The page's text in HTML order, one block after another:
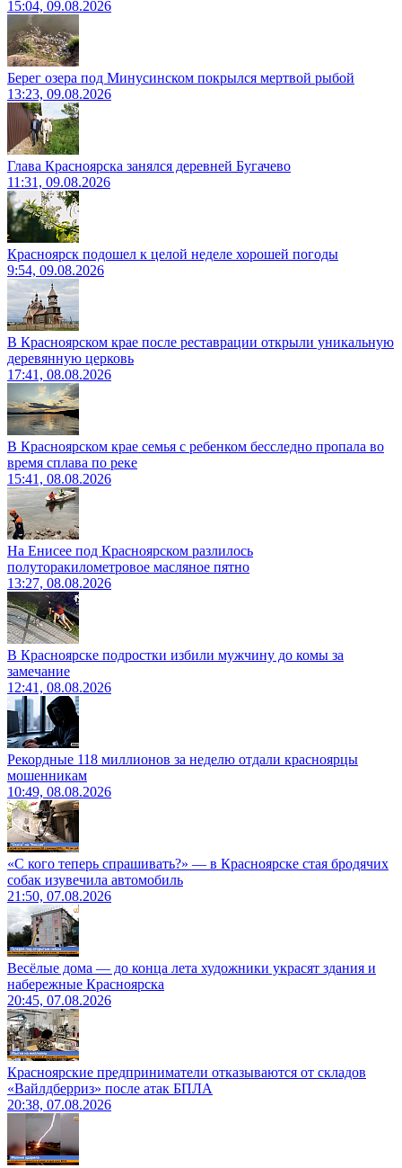
15:04, 09.08.2026
Берег озера под Минусинском покрылся мертвой рыбой
13:23, 09.08.2026
Глава Красноярска занялся деревней Бугачево
11:31, 09.08.2026
Красноярск подошел к целой неделе хорошей погоды
9:54, 09.08.2026
В Красноярском крае после реставрации открыли уникальную
деревянную церковь
17:41, 08.08.2026
В Красноярском крае семья с ребенком бесследно пропала во
время сплава по реке
15:41, 08.08.2026
На Енисее под Красноярском разлилось
полуторакилометровое масляное пятно
13:27, 08.08.2026
В Красноярске подростки избили мужчину до комы за
замечание
12:41, 08.08.2026
Рекордные 118 миллионов за неделю отдали красноярцы
мошенникам
10:49, 08.08.2026
«С кого теперь спрашивать?» — в Красноярске стая бродячих
собак изувечила автомобиль
21:50, 07.08.2026
Весёлые дома — до конца лета художники украсят здания и
набережные Красноярска
20:45, 07.08.2026
Красноярские предприниматели отказываются от складов
«Вайлдберриз» после атак БПЛА
20:38, 07.08.2026